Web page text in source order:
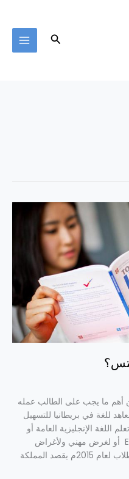
البحث
أهم ما يجب على الطالب عمله
للغة في بريطانيا للتسهيل
الإنجليزية العامة أو
للإداريين ولتحضير اختبار الأيليتس Elets أو لغرض مهني ولأغراض
أكاديمية. وحسب التقارير الإحصائية للطلاب لعام 2015م يقصد المملكة